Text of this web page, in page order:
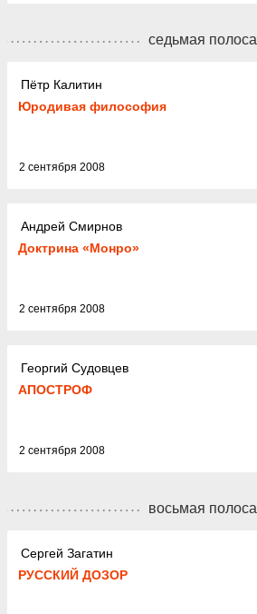
седьмая полоса
Пётр Калитин
Юродивая философия
2 сентября 2008
Андрей Смирнов
Доктрина «Монро»
2 сентября 2008
Георгий Судовцев
АПОСТРОФ
2 сентября 2008
восьмая полоса
Сергей Загатин
РУССКИЙ ДОЗОР